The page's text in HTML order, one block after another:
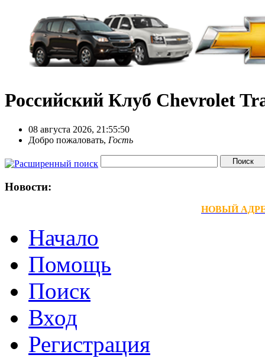
Российский Клуб Chevrolet
08 августа 2026, 21:55:50
Добро пожаловать, Гость
Новости:
НОВЫЙ АДРЕС
Начало
Помощь
Поиск
Вход
Регистрация